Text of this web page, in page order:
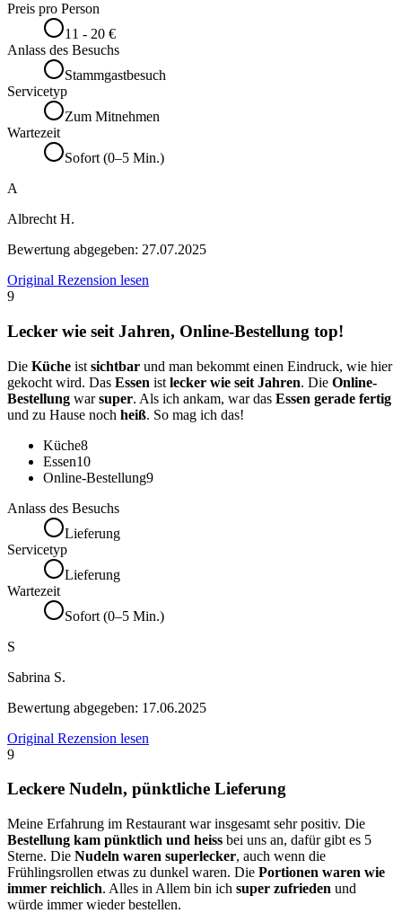
Preis pro Person
11 - 20 €
Anlass des Besuchs
Stammgastbesuch
Servicetyp
Zum Mitnehmen
Wartezeit
Sofort (0–5 Min.)
A
Albrecht H.
Bewertung abgegeben: 27.07.2025
Original Rezension lesen
9
Lecker wie seit Jahren, Online-Bestellung top!
Die Küche ist sichtbar und man bekommt einen Eindruck, wie hier
gekocht wird. Das Essen ist lecker wie seit Jahren. Die Online-
Bestellung warsuper. Als ich ankam, war das Essen gerade fertig
und zu Hause noch heiß. So mag ich das!
Küche8
Essen10
Online-Bestellung9
Anlass des Besuchs
Lieferung
Servicetyp
Lieferung
Wartezeit
Sofort (0–5 Min.)
S
Sabrina S.
Bewertung abgegeben: 17.06.2025
Original Rezension lesen
9
Leckere Nudeln, pünktliche Lieferung
Meine Erfahrung im Restaurant war insgesamt sehr positiv. Die
Bestellung kam pünktlich und heiss bei uns an, dafür gibt es 5
Sterne. Die Nudeln waren superlecker, auch wenn die
Frühlingsrollen etwas zu dunkel waren. Die Portionen waren wie
immer reichlich. Alles in Allem bin ich super zufrieden und
würde immer wieder bestellen.